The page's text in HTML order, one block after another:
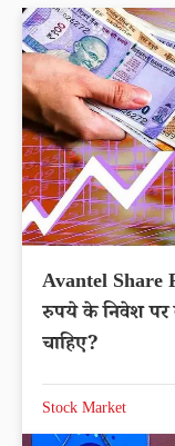
Avantel
रुपये के निवेश पर
चाहिए?
Stock Market